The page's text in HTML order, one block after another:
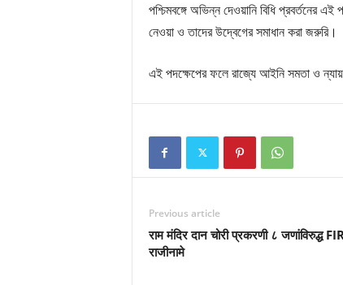
পশ্চিমবঙ্গে অভিন্ন দেওয়ানি বিধি প্রবর্তনের
নেওয়া ও তাদের উদ্বেগের সমাধান করা জরুরি।
এই পদক্ষেপের ফলে রাজ্যে আইনি সমতা ও
Previous article
राम मंदिर दान चोरी प्रकरणी ८ जणांविरुद्ध
राजीनामे